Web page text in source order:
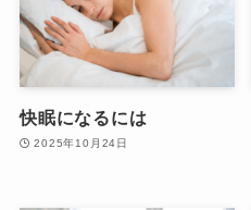
快眠になるには
2025年10月24日